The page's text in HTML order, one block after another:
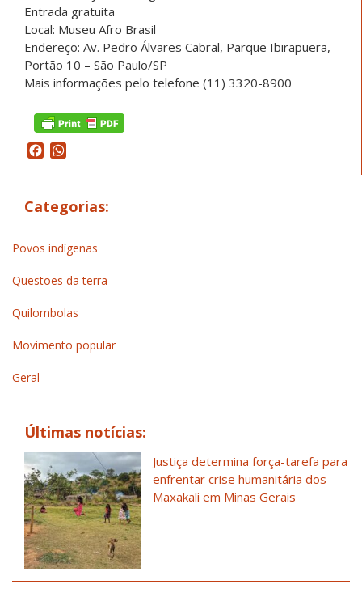
Entrada gratuita
Local: Museu Afro Brasil
Endereço: Av. Pedro Álvares Cabral, Parque Ibirapuera,
Portão 10 – São Paulo/SP
Mais informações pelo telefone (11) 3320-8900
Facebook
Categorias:
Povos indígenas
Questões da terra
Quilombolas
Movimento popular
Geral
Últimas notícias:
Justiça determina força-tarefa para
enfrentar crise humanitária dos
Maxakali em Minas Gerais